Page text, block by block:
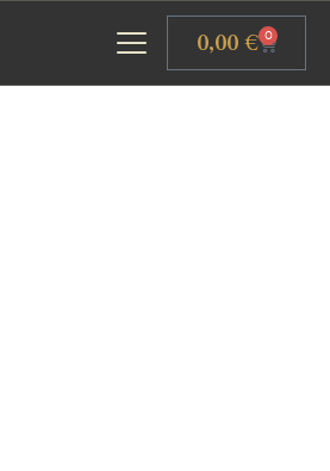
0,00€ 0